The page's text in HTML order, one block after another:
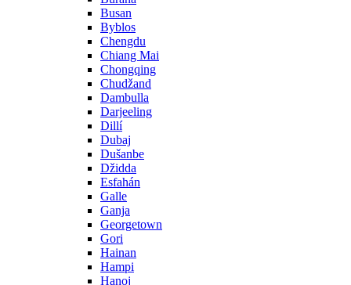
Busan
Byblos
Chengdu
Chiang Mai
Chongqing
Chudžand
Dambulla
Darjeeling
Dillí
Dubaj
Dušanbe
Džidda
Esfahán
Galle
Ganja
Georgetown
Gori
Hainan
Hampi
Hanoj